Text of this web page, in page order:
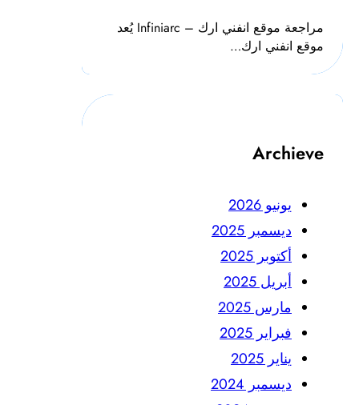
مراجعة موقع انفني ارك – Infiniarc يُعد
موقع انفني ارك…
Archieve
يونيو 2026
ديسمبر 2025
أكتوبر 2025
أبريل 2025
مارس 2025
فبراير 2025
يناير 2025
ديسمبر 2024